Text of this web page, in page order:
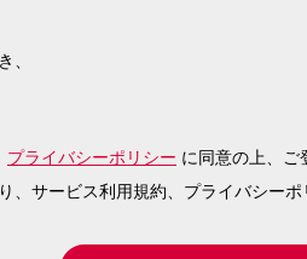
、
プライバシーポリシー に同意の上、ご
、サービス利用規約、プライバシーポ